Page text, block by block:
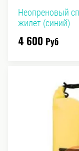
Неопреновый
жилет (синий)
4 600 Руб